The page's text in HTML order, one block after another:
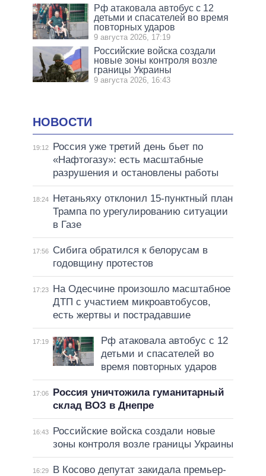
Рф атаковала автобус с 12
детьми и спасателей во время
повторных ударов
9 августа 2026, 17:19
Российские войска создали
новые зоны контроля возле
границы Украины
9 августа 2026, 16:43
НОВОСТИ
19:12
Россия уже третий день бьет по
«Нафтогазу»: есть масштабные
разрушения и остановлены работы
18:24
Нетаньяху отклонил 15-пунктный план
Трампа по урегулированию ситуации
в Газе
17:56
Сибига обратился к белорусам в
годовщину протестов
17:23
На Одесчине произошло масштабное
ДТП с участием микроавтобусов,
есть жертвы и пострадавшие
17:19
Рф атаковала автобус с 12
детьми и спасателей во
время повторных ударов
17:06
Россия уничтожила гуманитарный
склад ВОЗ в Днепре
16:43
Российские войска создали новые
зоны контроля возле границы Украины
16:29
В Косово депутат закидала премьер-